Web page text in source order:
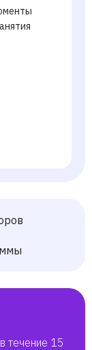
течение 15